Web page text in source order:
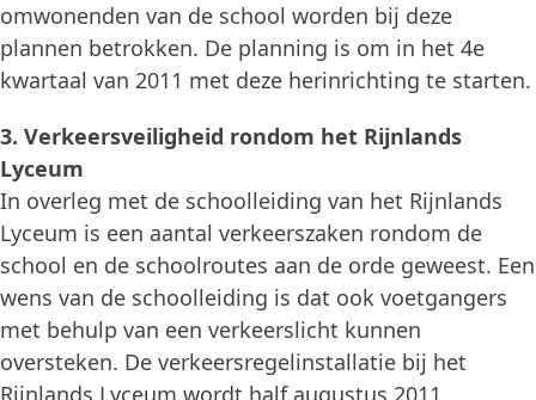
omwonenden van de school worden bij deze
plannen betrokken. De planning is om in het 4e
kwartaal van 2011 met deze herinrichting te starten.
3. Verkeersveiligheid rondom het Rijnlands
Lyceum
In overleg met de schoolleiding van het Rijnlands
Lyceum is een aantal verkeerszaken rondom de
school en de schoolroutes aan de orde geweest. Een
wens van de schoolleiding is dat ook voetgangers
met behulp van een verkeerslicht kunnen
oversteken. De verkeersregelinstallatie bij het
Rijnlands Lyceum wordt half augustus 2011